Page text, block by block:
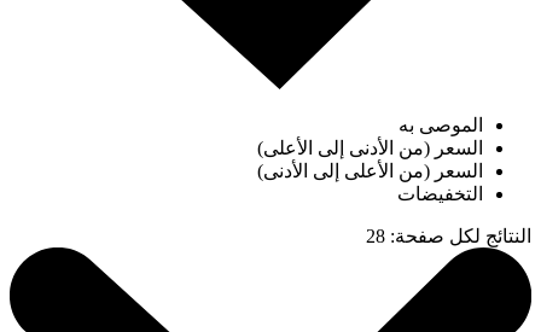
الموصى به
السعر (من الأدنى إلى الأعلى)
السعر (من الأعلى إلى الأدنى)
التخفيضات
النتائج لكل صفحة:
28